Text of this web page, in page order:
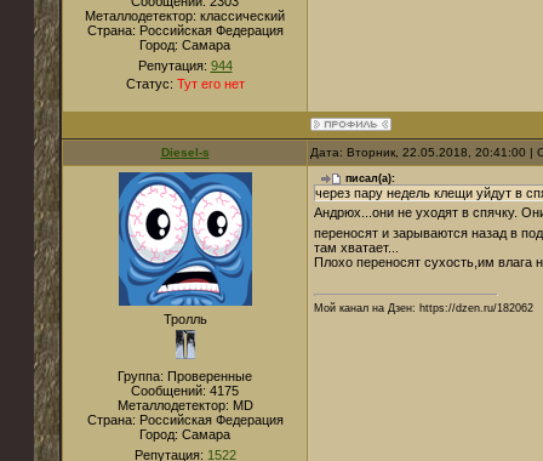
Металлодетектор: классический
Страна: Российская Федерация
Город: Самара
Репутация: 944
Статус: Тут его нет
Diesel-s Дата: Вторник, 22.05.2018, 20:41:00
Тролль
Группа: Проверенные
Сообщений: 4175
Металлодетектор: MD
Страна: Российская Федерация
Город: Самара
Репутация: 1522
писал(а):
через пару недель клещи уйдут в
Андрюх...они не уходят в спячку.
переносят и зарываются назад в
там хватает...
Плохо переносят сухость,им влага
Мой канал на Дзен: https://dzen.ru/182062